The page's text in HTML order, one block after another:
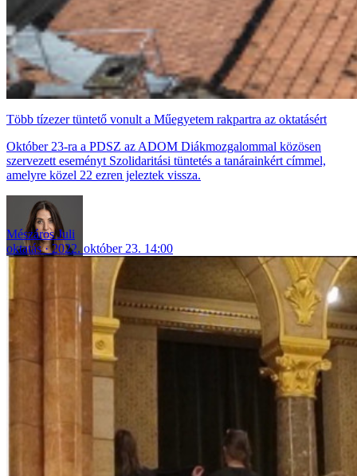
Több tízezer tüntető vonult a Műegyetem rakpartra az oktatásért
Október 23-ra a PDSZ az ADOM Diákmozgalommal közösen
szervezett eseményt Szolidaritási tüntetés a tanárainkért címmel,
amelyre közel 22 ezren jeleztek vissza.
Mészáros Juli
oktatás
2022. október 23. 14:00